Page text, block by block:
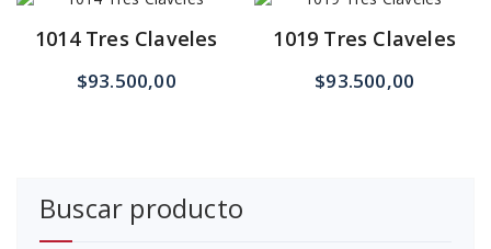
1014 Tres Claveles
$93.500,00
1019 Tres Claveles
$93.500,00
Buscar producto